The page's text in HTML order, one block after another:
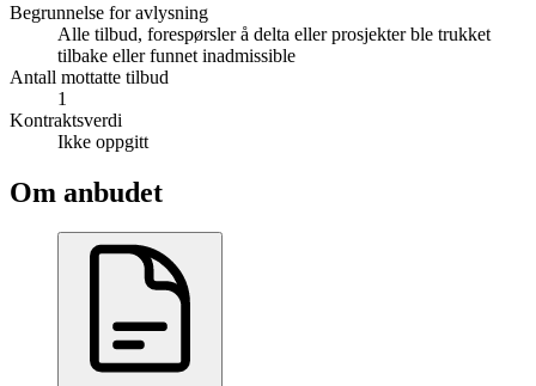
Begrunnelse for avlysning
Alle tilbud, forespørsler å delta eller prosjekter ble trukket
tilbake eller funnet inadmissible
Antall mottatte tilbud
1
Kontraktsverdi
Ikke oppgitt
Om anbudet